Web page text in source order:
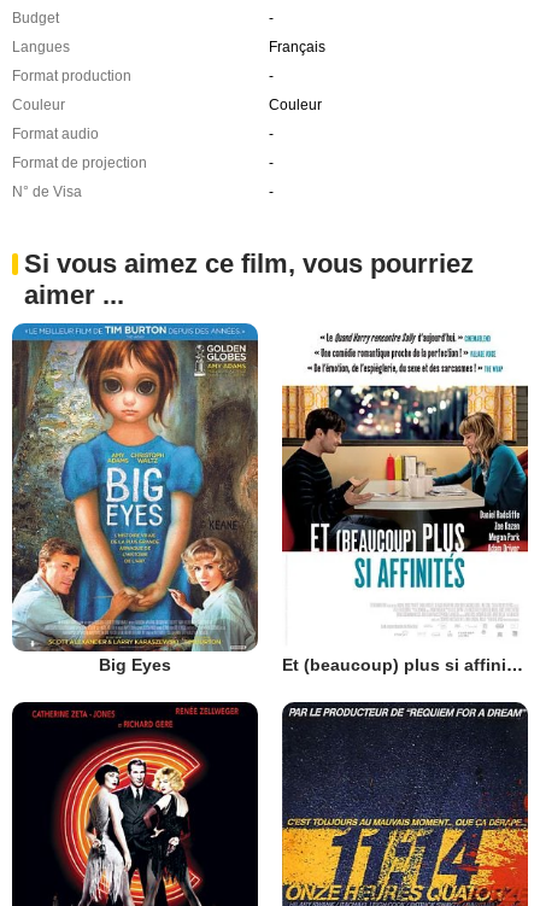
Budget
-
Langues
Français
Format production
-
Couleur
Couleur
Format audio
-
Format de projection
-
N° de Visa
-
Si vous aimez ce film, vous pourriez
aimer ...
Big Eyes Et (beaucoup) plus si affinités